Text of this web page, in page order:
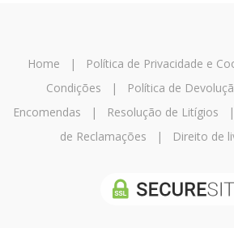
Home | Política de Privacidade e
Condições | Política de
Encomendas | Resolução de Litígios
de Reclamações | Direito de